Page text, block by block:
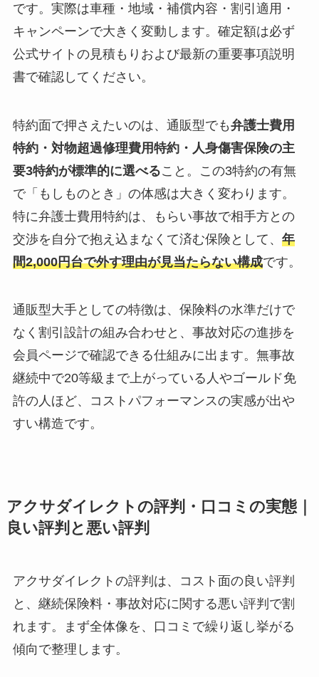
です。実際は車種・地域・補償内容・割引適用・
キャンペーンで大きく変動します。確定額は必ず
公式サイトの見積もりおよび最新の重要事項説明
書で確認してください。
特約面で押さえたいのは、通販型でも弁護士費用
特約・対物超過修理費用特約・人身傷害保険の主
要3特約が標準的に選べること。この3特約の有無
で「もしものとき」の体感は大きく変わります。
特に弁護士費用特約は、もらい事故で相手方との
交渉を自分で抱え込まなくて済む保険として、 年
間2,000円台で外す理由が見当たらない構成です。
通販型大手としての特徴は、保険料の水準だけで
なく割引設計の組み合わせと、事故対応の進捗を
会員ページで確認できる仕組みに出ます。無事故
継続中で20等級まで上がっている人やゴールド免
許の人ほど、コストパフォーマンスの実感が出や
すい構造です。
アクサダイレクトの評判・口コミの実態｜
良い評判と悪い評判
アクサダイレクトの評判は、コスト面の良い評判
と、継続保険料・事故対応に関する悪い評判で割
れます。まず全体像を、口コミで繰り返し挙がる
傾向で整理します。